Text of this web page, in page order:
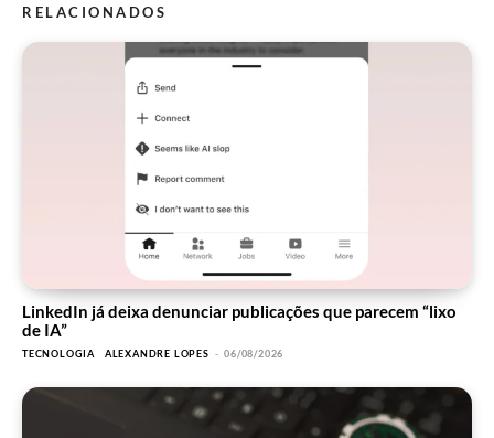
RELACIONADOS
LinkedIn já deixa denunciar publicações que parecem “lixo
de IA”
TECNOLOGIA ALEXANDRE LOPES - 06/08/2026